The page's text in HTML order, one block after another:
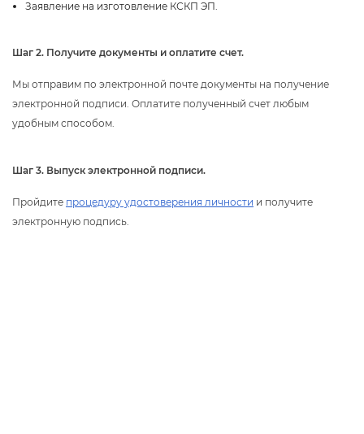
Заявление на изготовление КСКП ЭП.
Шаг 2. Получите документы и оплатите счет.
Мы отправим по электронной почте документы на получение
электронной подписи. Оплатите полученный счет любым
удобным способом.
Шаг 3. Выпуск электронной подписи.
Пройдите процедуру удостоверения личности и получите
электронную подпись.